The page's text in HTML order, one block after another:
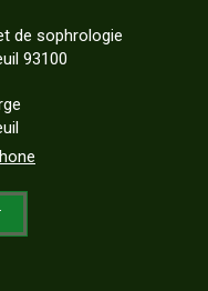
de sophrologie
93100